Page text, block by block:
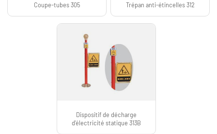
Coupe-tubes 305 Trépan anti-étincelles 312
Dispositif de décharge
d'électricité statique 313B